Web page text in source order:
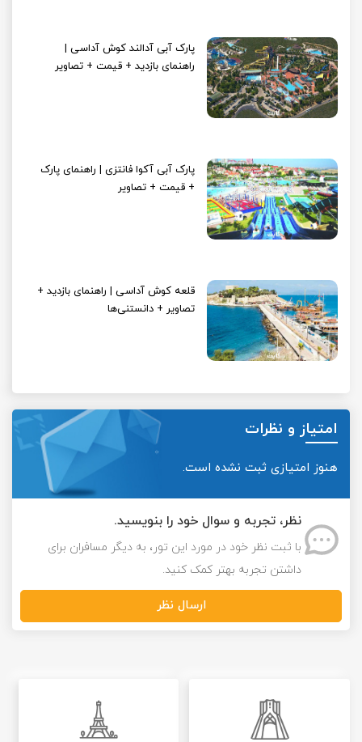
پارک آبی آدالند کوش آداسی |
راهنمای بازدید + قیمت + تصاویر
پارک آبی آکوا فانتزی | راهنمای پارک
+ قیمت + تصاویر
قلعه کوش آداسی | راهنمای بازدید ‌+
تصاویر + دانستنی‌ها
امتیاز و نظرات
هنوز امتیازی ثبت نشده است.
نظر، تجربه و سوال خود را بنویسید.
با ثبت نظر خود در مورد این تور، به دیگر مسافران برای
داشتن تجربه بهتر کمک کنید.
ارسال نظر